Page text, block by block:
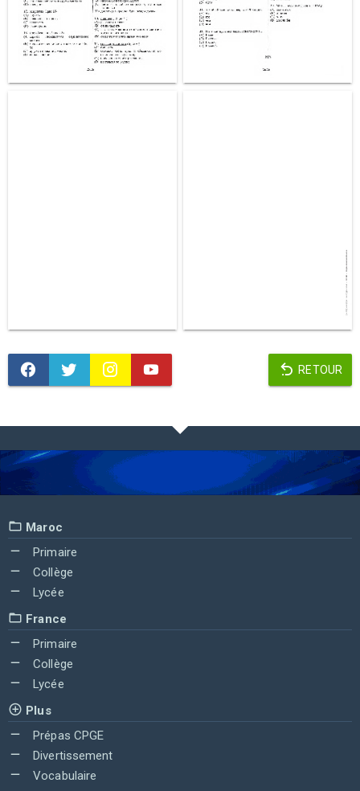
RETOUR
Maroc
Primaire
Collège
Lycée
France
Primaire
Collège
Lycée
Plus
Prépas CPGE
Divertissement
Vocabulaire